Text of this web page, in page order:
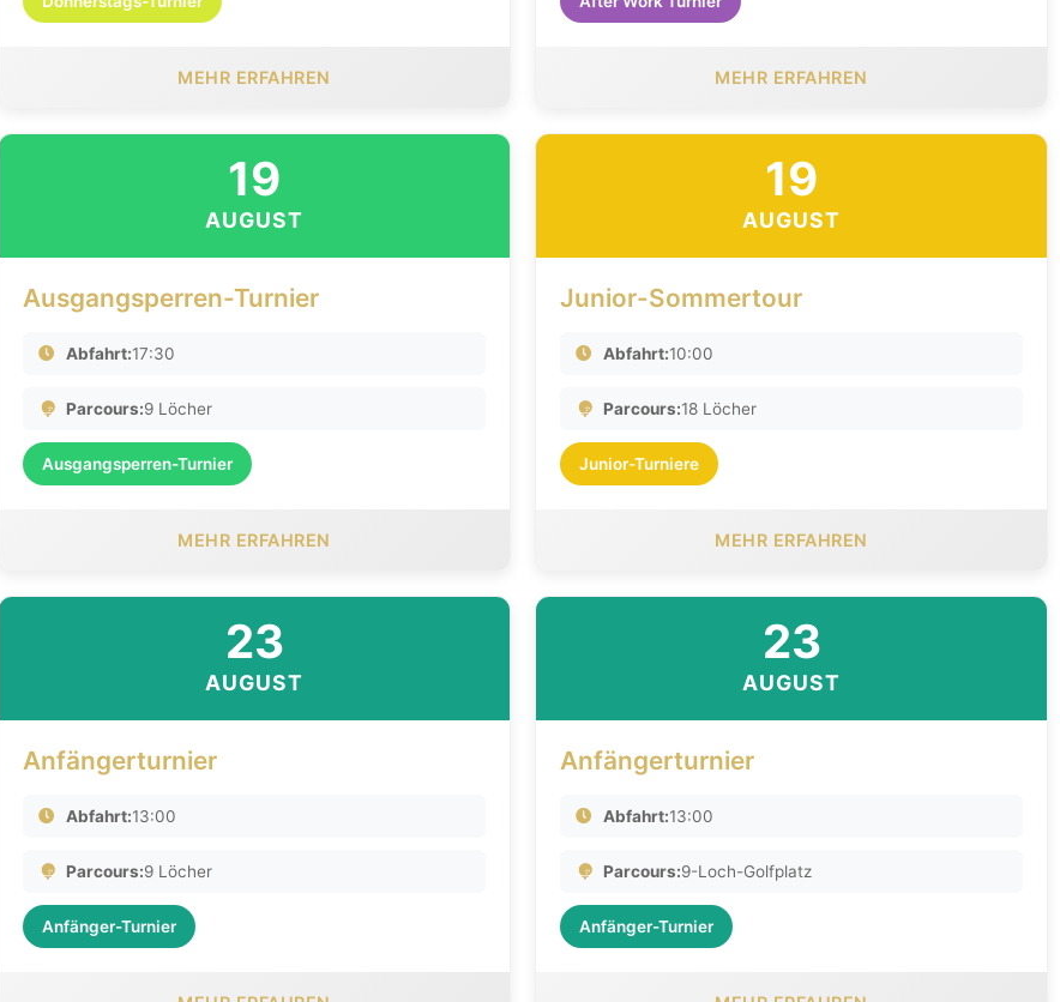
MEHR ERFAHREN MEHR ERFAHREN
19
AUGUST
Ausgangsperren-Turnier
Abfahrt:17:30
Parcours:9 Löcher
Ausgangsperren-Turnier
MEHR ERFAHREN
19
AUGUST
Junior-Sommertour
Abfahrt:10:00
Parcours:18 Löcher
Junior-Turniere
MEHR ERFAHREN
23
AUGUST
Anfängerturnier
Abfahrt:13:00
Parcours:9 Löcher
Anfänger-Turnier
23
AUGUST
Anfängerturnier
Abfahrt:13:00
Parcours:9-Loch-Golfplatz
Anfänger-Turnier